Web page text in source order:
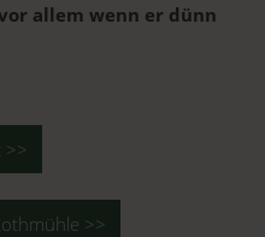
allem wenn er dünn
>>
>>